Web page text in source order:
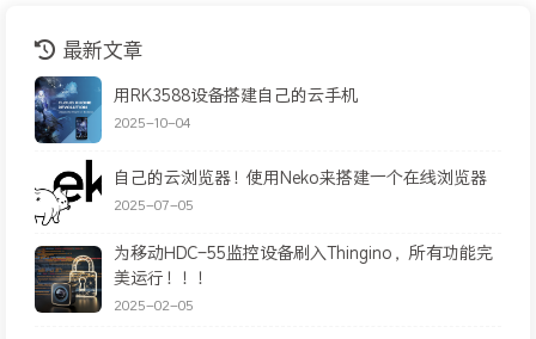
最新文章
用RK3588设备搭建自己的云手机
2025-10-04
自己的云浏览器！使用Neko来搭建一个在线浏览器
2025-07-05
为移动HDC-55监控设备刷入Thingino，所有功能完
美运行！！！
2025-02-05